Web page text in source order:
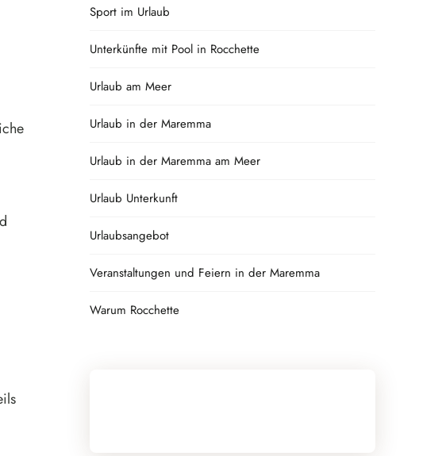
Sport im Urlaub
Unterkünfte mit Pool in Rocchette
Urlaub am Meer
Urlaub in der Maremma
Urlaub in der Maremma am Meer
Urlaub Unterkunft
Urlaubsangebot
Veranstaltungen und Feiern in der Maremma
Warum Rocchette